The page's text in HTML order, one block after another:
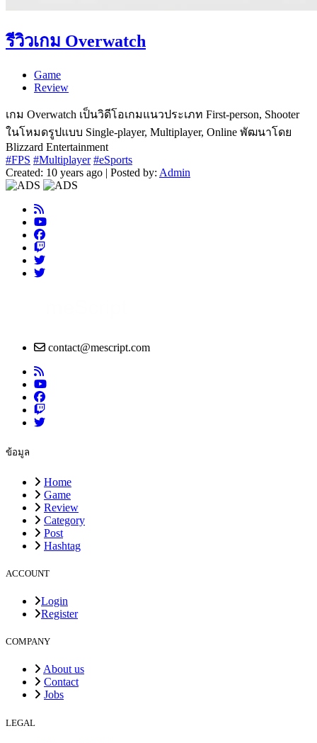
รีวิวเกม Overwatch
Game
Review
เกม Overwatch เป็นวิดีโอเกมแนวประเภท First-person, Shooter
ในโหมดรูปแบบ Single-player, Multiplayer, Online พัฒนาโดย
Blizzard Entertainment
#FPS #Multiplayer #eSports
Created: 10 years ago | Posted by: Admin
contact@mescript.com
ข้อมูล
Home
Game
Review
Category
Post
Hashtag
ACCOUNT
Login
Register
COMPANY
About us
Contact
Jobs
LEGAL